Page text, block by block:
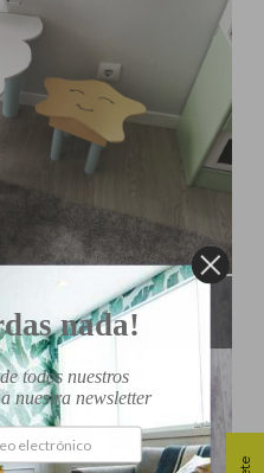
Taller de Ire
CAJAS DE FRUTA
nada!
todos nuestros
nuestra newsletter